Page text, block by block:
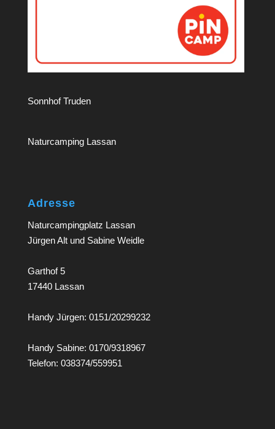
Sonnhof Truden
Naturcamping Lassan
Adresse
Naturcampingplatz Lassan
Jürgen Alt und Sabine Weidle
Garthof 5
17440 Lassan
Handy Jürgen: 0151/20299232
Handy Sabine: 0170/9318967
Telefon: 038374/559951